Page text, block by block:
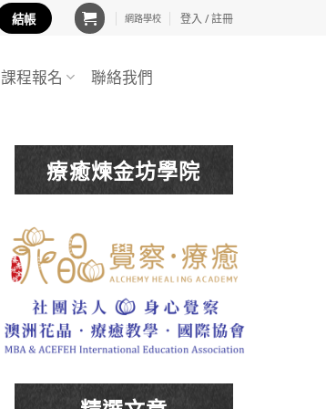
結帳 網路學校 登入 / 註冊
課程報名 聯絡我們
療癒煉金坊學院